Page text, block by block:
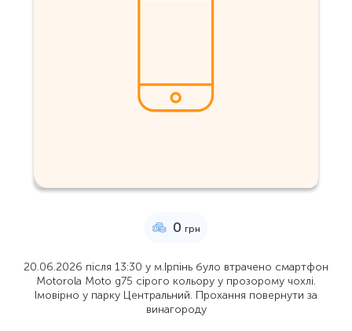
0 грн
20.06.2026 після 13:30 у м.Ірпінь було втрачено смартфон
Motorola Moto g75 сірого кольору у прозорому чохлі.
Імовірно у парку Центральний. Прохання повернути за
винагороду